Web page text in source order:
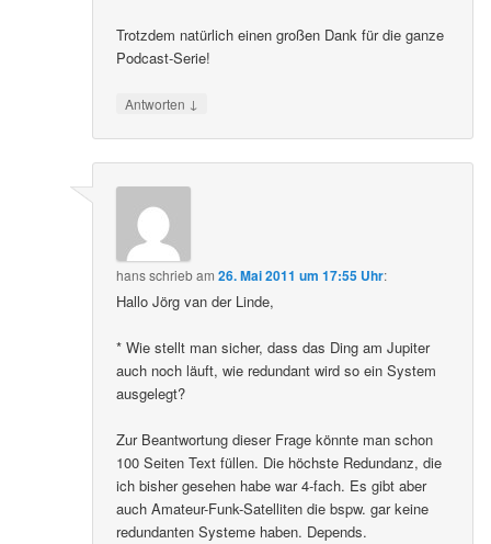
Trotzdem natürlich einen großen Dank für die ganze
Podcast-Serie!
Antworten ↓
hansschriebam26. Mai 2011 um 17:55 Uhr:
Hallo Jörg van der Linde,
* Wie stellt man sicher, dass das Ding am Jupiter
auch noch läuft, wie redundant wird so ein System
ausgelegt?
Zur Beantwortung dieser Frage könnte man schon
100 Seiten Text füllen. Die höchste Redundanz, die
ich bisher gesehen habe war 4-fach. Es gibt aber
auch Amateur-Funk-Satelliten die bspw. gar keine
redundanten Systeme haben. Depends.